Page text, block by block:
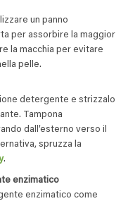
un panno
per assorbire la maggior
la macchia per evitare
pelle.
detergente e strizzalo
Tampona
dall’esterno verso il
spruzza la
.
enzimatico
enzimatico come